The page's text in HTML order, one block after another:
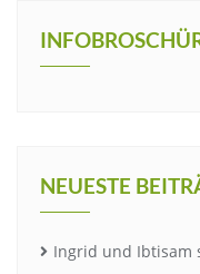
NEUESTE
Ingrid und Ibtisam